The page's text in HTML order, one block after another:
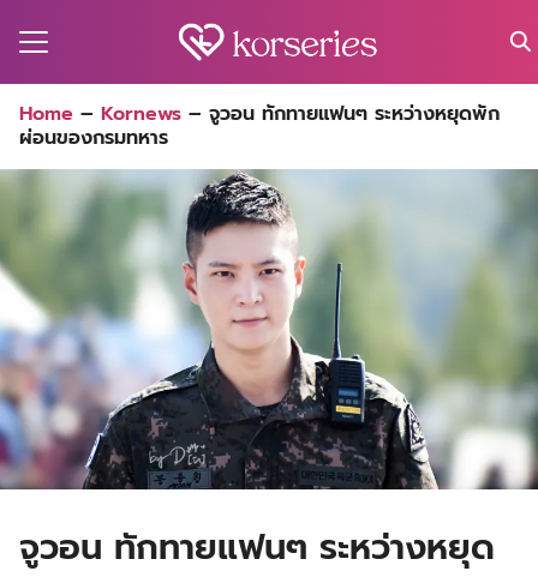
for:
Home – Kornews – จูวอน ทักทายแฟนๆ ระหว่างหยุดพัก
ผ่อนของกรมทหาร
จูวอน ทักทายแฟนๆ ระหว่างหยุด